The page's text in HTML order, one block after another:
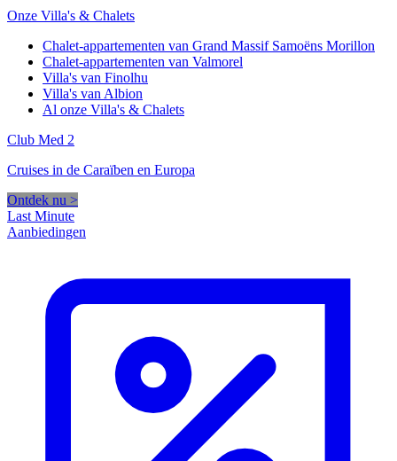
Onze Villa's & Chalets
Chalet-appartementen van Grand Massif Samoëns Morillon
Chalet-appartementen van Valmorel
Villa's van Finolhu
Villa's van Albion
Al onze Villa's & Chalets
Club Med 2
Cruises in de Caraïben en Europa
Ontdek nu >
Last Minute
Aanbiedingen